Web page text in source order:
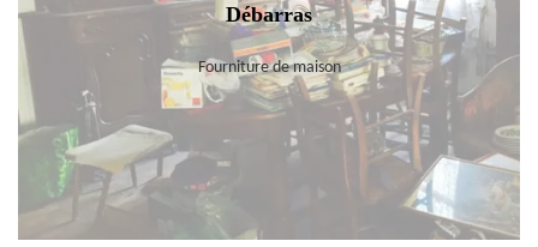
Débarras
Fourniture de maison